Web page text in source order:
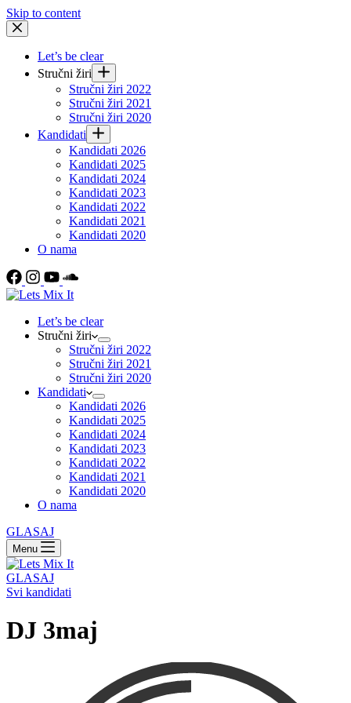
Skip to content
Let’s be clear
Stručni žiri
Stručni žiri 2022
Stručni žiri 2021
Stručni žiri 2020
Kandidati
Kandidati 2026
Kandidati 2025
Kandidati 2024
Kandidati 2023
Kandidati 2022
Kandidati 2021
Kandidati 2020
O nama
Let’s be clear
Stručni žiri
Stručni žiri 2022
Stručni žiri 2021
Stručni žiri 2020
Kandidati
Kandidati 2026
Kandidati 2025
Kandidati 2024
Kandidati 2023
Kandidati 2022
Kandidati 2021
Kandidati 2020
O nama
GLASAJ
Menu
GLASAJ
Svi kandidati
DJ 3maj